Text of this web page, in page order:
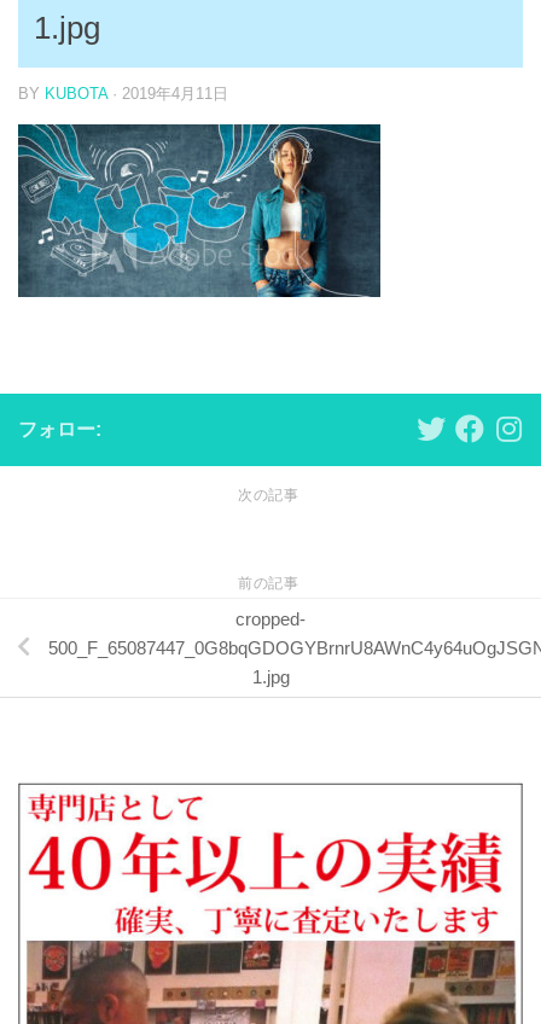
1.jpg
BY KUBOTA · 2019年4月11日
フォロー:
次の記事
前の記事
cropped-
1.jpg